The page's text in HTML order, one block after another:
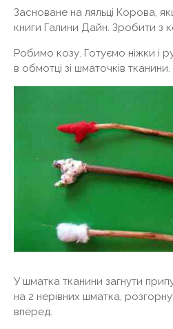
Засноване на ляльці Корова,
книги Галини Дайн. Зробити з
Робимо козу. Готуємо ніжки і
в обмотці зі шматочків тканини.
У шматка тканини загнути
на 2 нерівних шматка,
вперед.